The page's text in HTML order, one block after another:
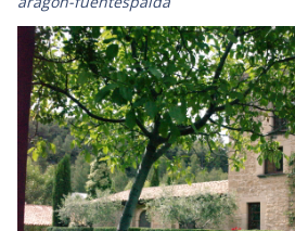
aragon-fuentespalda